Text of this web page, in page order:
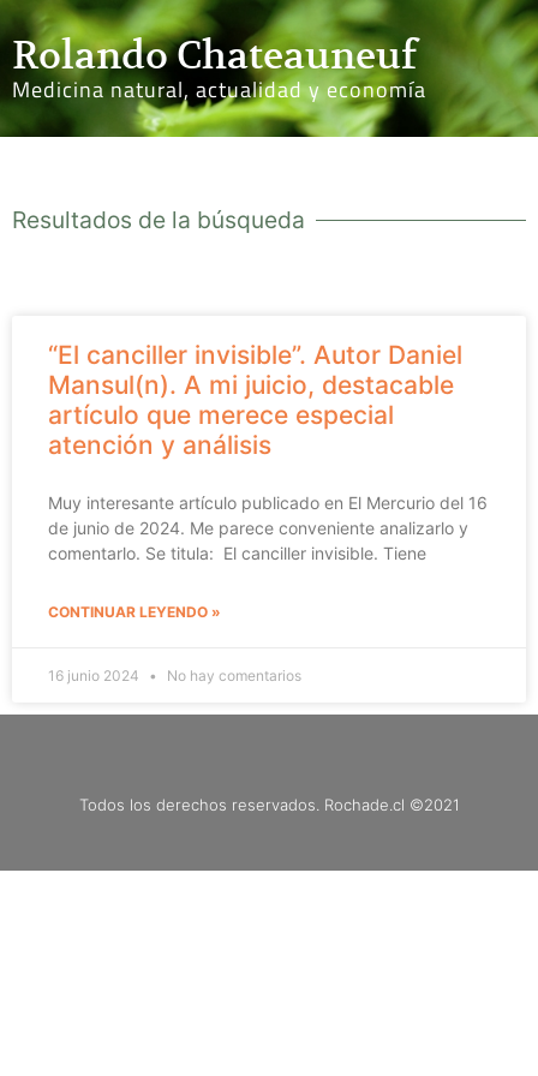
Rolando Chateauneuf
Medicina natural, actualidad y economía
Resultados de la búsqueda
“El canciller invisible”. Autor Daniel
Mansul(n). A mi juicio, destacable
artículo que merece especial
atención y análisis
Muy interesante artículo publicado en El Mercurio del 16
de junio de 2024. Me parece conveniente analizarlo y
comentarlo. Se titula: El canciller invisible. Tiene
CONTINUAR LEYENDO »
16 junio 2024 No hay comentarios
Todos los derechos reservados. Rochade.cl ©2021